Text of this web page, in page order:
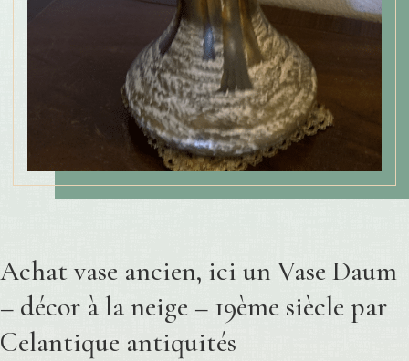
Achat vase ancien, ici un Vase Daum
– décor à la neige – 19ème siècle par
Celantique antiquités